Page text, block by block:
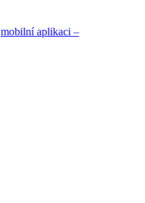
mobilní aplikaci –